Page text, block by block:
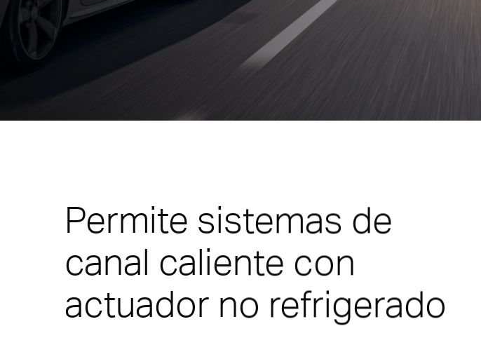
La Tecnología SLM
Soluciones compactas
Cilindros hidráulicos
Molde sándwich compacto
NEW! Up Nozzle Series
Xd Stack Mold
SP and TP Series
New Valve Gate Concept
T-Flow Thermal Control Unit
Permite sistemas de
canal caliente con
actuador no refrigerado